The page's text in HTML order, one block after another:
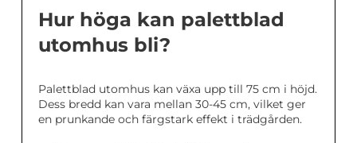
Hur höga kan palettblad
utomhus bli?
Palettblad utomhus kan växa upp till 75 cm i höjd.
Dess bredd kan vara mellan 30-45 cm, vilket ger
en prunkande och färgstark effekt i trädgården.